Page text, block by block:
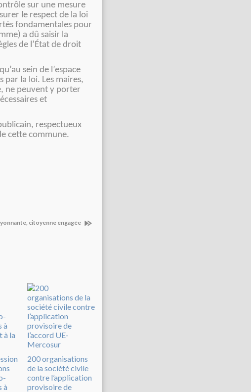
sur une mesure
le respect de la loi
fondamentales pour
a dû saisir la
de l’État de droit
sein de l’espace
par la loi. Les maires,
ne peuvent y porter
et
respectueux
cette commune.
citoyenne engagée
à
200 organisations
de la société civile
contre l’application
provisoire de